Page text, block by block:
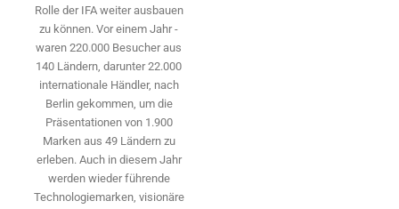
Rolle der IFA weiter ausbauen
zu können. Vor einem Jahr ­
waren 220.000 Besucher aus
140 ­Ländern, ­darunter 22.000
internationale Händler, nach
Berlin gekommen, um die
Präsen­tationen von 1.900
Marken aus 49 Ländern zu
erleben. Auch in diesem Jahr
werden wieder führende
Technologiemarken, visionäre